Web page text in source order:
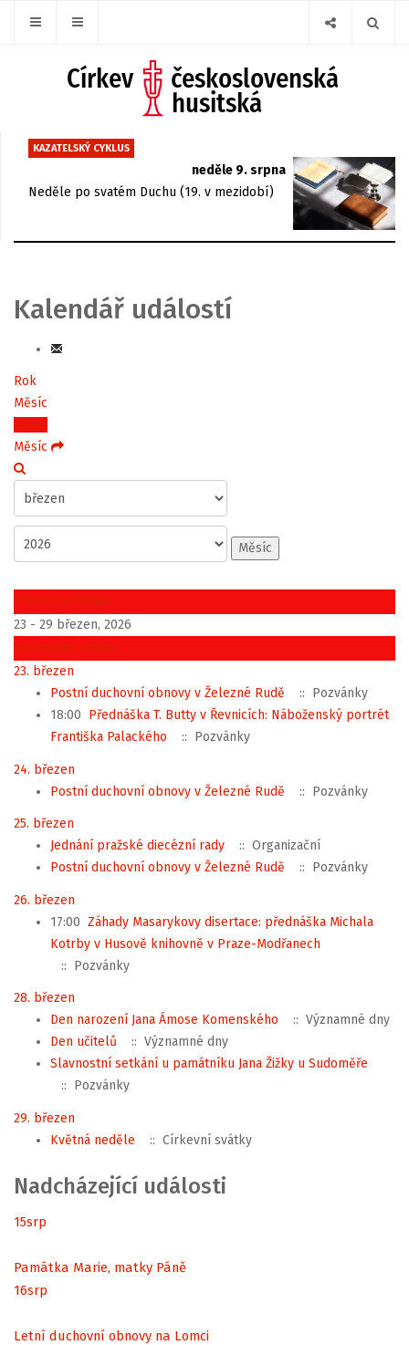
KAZATELSKÝ CYKLUS
neděle 9. srpna
Neděle po svatém Duchu (19. v mezidobí)
Kalendář událostí
Rok
Měsíc
Týden
Měsíc
Měsíc
Předchozí týden
23 - 29 březen, 2026
Následující týden
23. březen
Postní duchovní obnovy v Železné Rudě
:: Pozvánky
18:00 Přednáška T. Butty v Řevnicích: Náboženský portrét
Františka Palackého
:: Pozvánky
24. březen
Postní duchovní obnovy v Železné Rudě
:: Pozvánky
25. březen
Jednání pražské diecézní rady
:: Organizační
Postní duchovní obnovy v Železné Rudě
:: Pozvánky
26. březen
17:00 Záhady Masarykovy disertace: přednáška Michala
Kotrby v Husově knihovně v Praze-Modřanech
:: Pozvánky
28. březen
Den narození Jana Ámose Komenského
:: Významné dny
Den učitelů
:: Významné dny
Slavnostní setkání u památníku Jana Žižky u Sudoměře
:: Pozvánky
29. březen
Květná neděle
:: Církevní svátky
Nadcházející události
15srp
Památka Marie, matky Páně
16srp
Letní duchovní obnovy na Lomci